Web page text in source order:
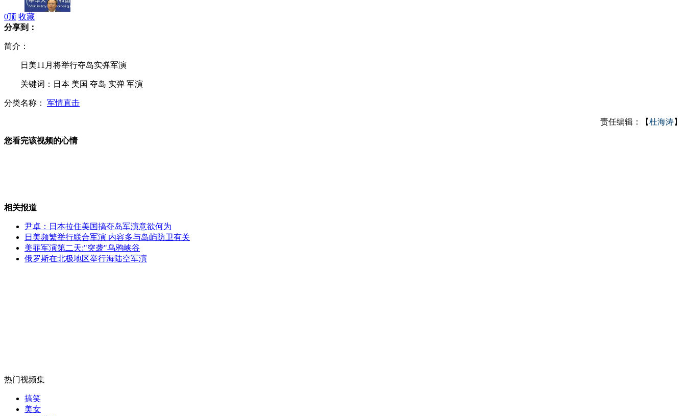
柬民众对西哈努克逝世深感悲痛
京福高铁合蚌段正式通车运行
直击四川一学生公寓堡坎垮塌事件
0顶 收藏
分享到：
简介：
日美11月将举行夺岛实弹军演
关键词：日本 美国 夺岛 实弹 军演
分类名称： 军情直击
责任编辑：【杜海涛】
您看完该视频的心情
相关报道
尹卓：日本拉住美国搞夺岛军演意欲何为
日美频繁举行联合军演 内容多与岛屿防卫有关
美菲军演第二天:"突袭"乌鸦峡谷
俄罗斯在北极地区举行海陆空军演
热门视频集
搞笑
美女